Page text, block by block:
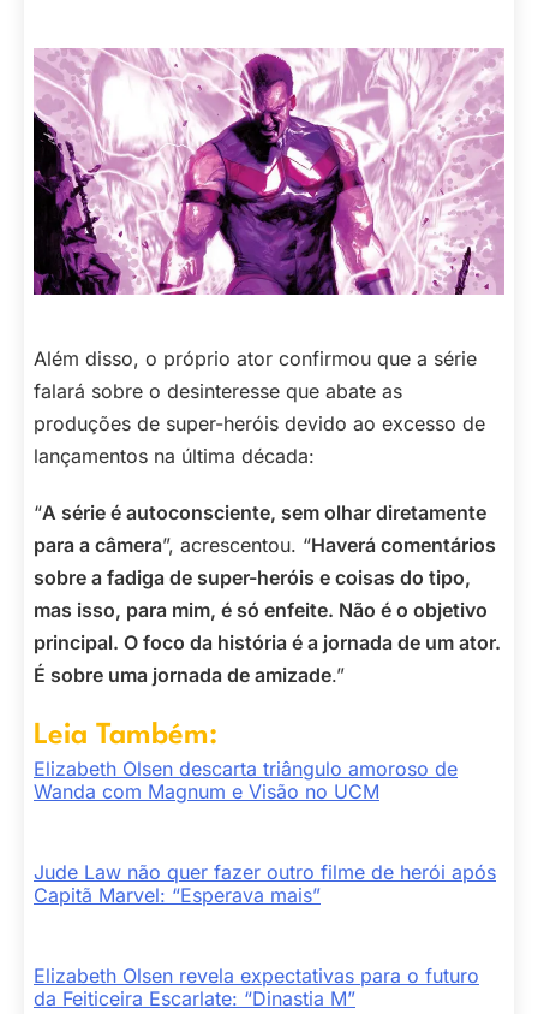
Além disso, o próprio ator confirmou que a série
falará sobre o desinteresse que abate as
produções de super-heróis devido ao excesso de
lançamentos na última década:
“A série é autoconsciente, sem olhar diretamente
para a câmera”, acrescentou. “Haverá comentários
sobre a fadiga de super-heróis e coisas do tipo,
mas isso, para mim, é só enfeite. Não é o objetivo
principal. O foco da história é a jornada de um ator.
É sobre uma jornada de amizade.”
Leia Também:
Elizabeth Olsen descarta triângulo amoroso de
Wanda com Magnum e Visão no UCM
Jude Law não quer fazer outro filme de herói após
Capitã Marvel: “Esperava mais”
Elizabeth Olsen revela expectativas para o futuro
da Feiticeira Escarlate: “Dinastia M”